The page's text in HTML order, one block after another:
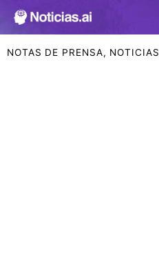
NOTAS DE PRENSA, NOTICIAS